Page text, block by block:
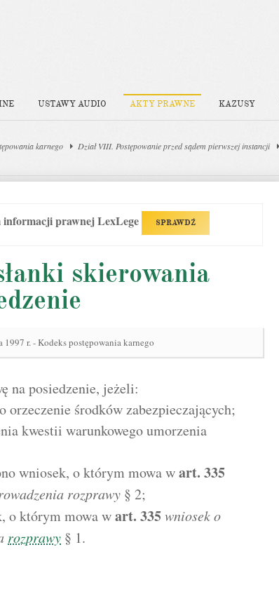
USTAWY AUDIO AKTY PRAWNE KAZUSY
karnego Dział VIII. Postępowanie przed sądem pierwszej instancji
informacji prawnej LexLege SPRAWDŹ
skierowania
1997 r. - Kodeks postępowania karnego
na posiedzenie, jeżeli:
orzeczenie środków zabezpieczających;
kwestii warunkowego umorzenia
wniosek, o którym mowa wart. 335
rozprawy § 2;
o którym mowa wart. 335wniosek o
rozprawy § 1.